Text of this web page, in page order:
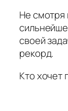
Не смотря
своей
рекорд.
Кто хочет